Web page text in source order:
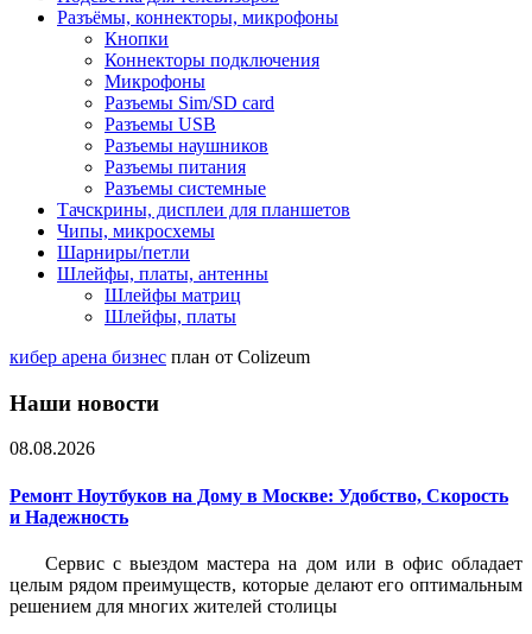
Разъёмы, коннекторы, микрофоны
Кнопки
Коннекторы подключения
Микрофоны
Разъемы Sim/SD card
Разъемы USB
Разъемы наушников
Разъемы питания
Разъемы системные
Тачскрины, дисплеи для планшетов
Чипы, микросхемы
Шарниры/петли
Шлейфы, платы, антенны
Шлейфы матриц
Шлейфы, платы
кибер арена бизнес план от Colizeum
Наши новости
08.08.2026
Ремонт Ноутбуков на Дому в Москве: Удобство, Скорость
и Надежность
Сервис с выездом мастера на дом или в офис обладает
целым рядом преимуществ, которые делают его оптимальным
решением для многих жителей столицы